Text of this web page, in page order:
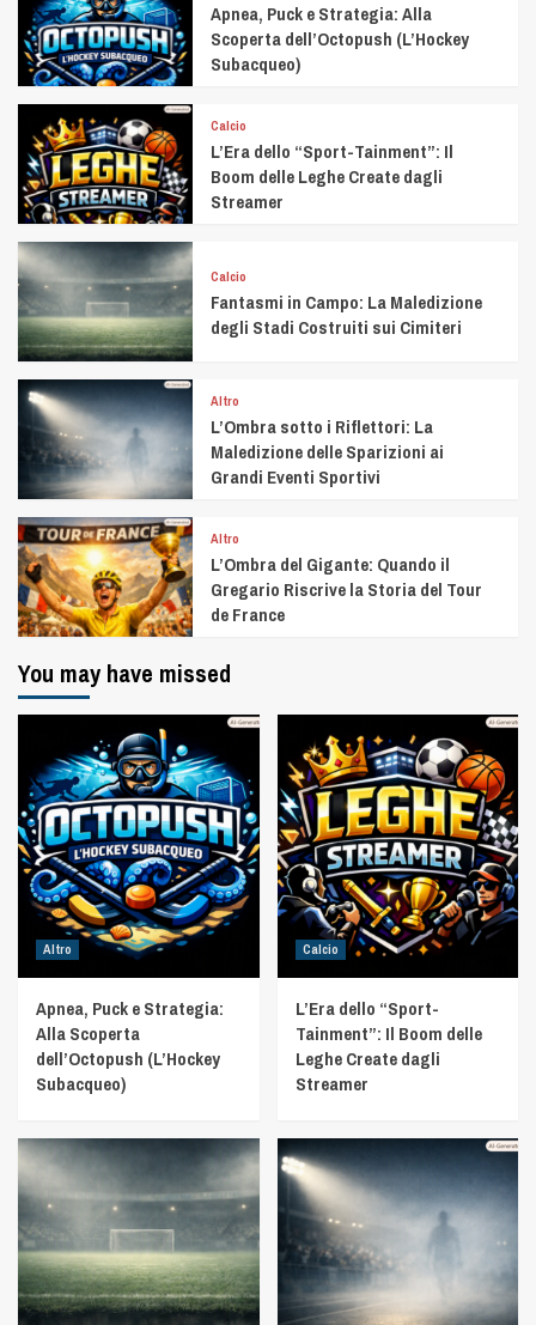
Apnea, Puck e Strategia: Alla
Scoperta dell’Octopush (L’Hockey
Subacqueo)
Calcio
L’Era dello “Sport-Tainment”: Il
Boom delle Leghe Create dagli
Streamer
Calcio
Fantasmi in Campo: La Maledizione
degli Stadi Costruiti sui Cimiteri
Altro
L’Ombra sotto i Riflettori: La
Maledizione delle Sparizioni ai
Grandi Eventi Sportivi
Altro
L’Ombra del Gigante: Quando il
Gregario Riscrive la Storia del Tour
de France
You may have missed
Altro
Apnea, Puck e Strategia:
Alla Scoperta
dell’Octopush (L’Hockey
Subacqueo)
Calcio
L’Era dello “Sport-
Tainment”: Il Boom delle
Leghe Create dagli
Streamer